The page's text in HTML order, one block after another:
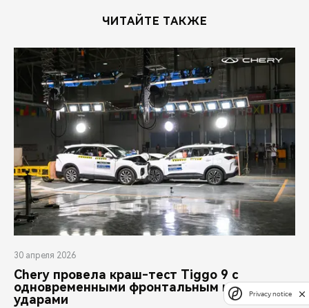
ЧИТАЙТЕ ТАКЖЕ
30 апреля 2026
Chery провела краш-тест Tiggo 9 с
одновременными фронтальным и задним
ударами
Privacy notice